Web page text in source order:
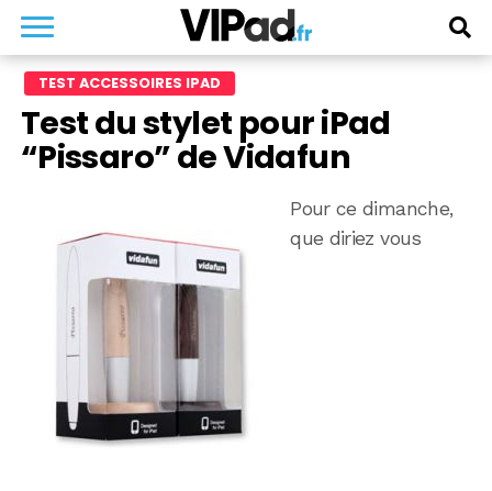
TEST ACCESSOIRES IPAD
Test du stylet pour iPad
“Pissaro” de Vidafun
Pour ce dimanche,
que diriez vous